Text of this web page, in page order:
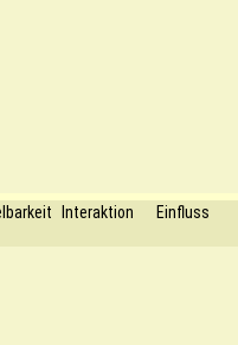
Interaktion Einfluss